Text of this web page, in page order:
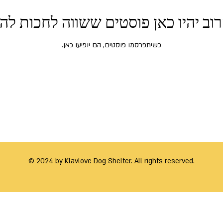
יהיו כאן פוסטים ששווה לחכות
כשיתפרסמו פוסטים, הם יופיעו כאן.
© 2024 by Klavlove Dog Shelter. All rights reserved.